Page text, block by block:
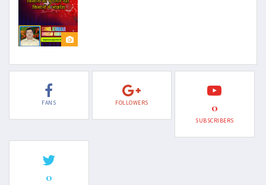
FANS FOLLOWERS 0
SUBSCRIBERS
0